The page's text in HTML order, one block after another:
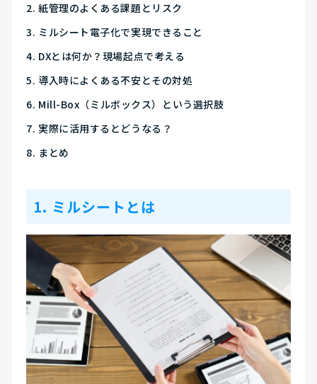
紙管理のよくある課題とリスク
ミルシート電子化で実現できること
DXとは何か？現場起点で考える
導入時によくある不安とその対処
Mill-Box（ミルボックス）という選択肢
実際に活用するとどうなる？
まとめ
1. ミルシートとは